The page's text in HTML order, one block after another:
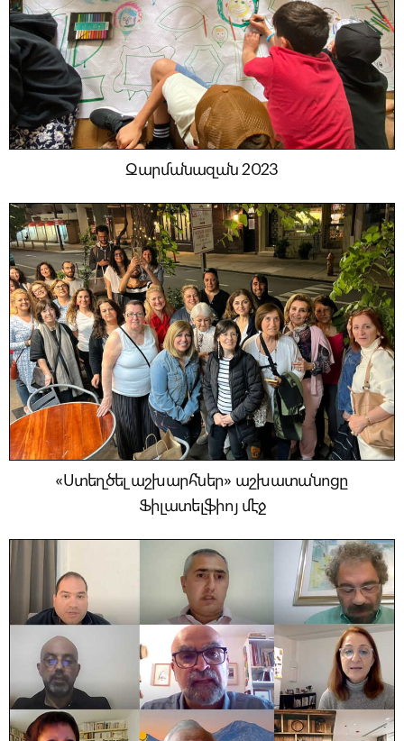
Զարմանազան 2023
«Ստեղծել աշխարհներ» աշխատանոցը
Ֆիլատելֆիոյ մէջ